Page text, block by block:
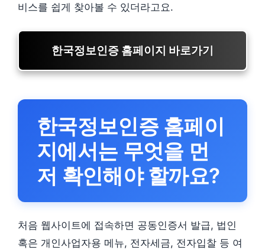
비스를 쉽게 찾아볼 수 있더라고요.
한국정보인증 홈페이지 바로가기
한국정보인증 홈페이
지에서는 무엇을 먼
저 확인해야 할까요?
처음 웹사이트에 접속하면 공동인증서 발급, 법인
혹은 개인사업자용 메뉴, 전자세금, 전자입찰 등 여